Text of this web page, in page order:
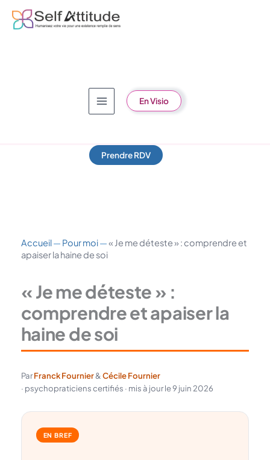
En Visio
Prendre RDV
Accueil— Pour moi—« Je me déteste » : comprendre et
apaiser la haine de soi
« Je me déteste » :
comprendre et apaiser la
haine de soi
ParFranck Fournier&Cécile Fournier
· psychopraticiens certifiés · mis à jour le 9 juin 2026
EN BREF